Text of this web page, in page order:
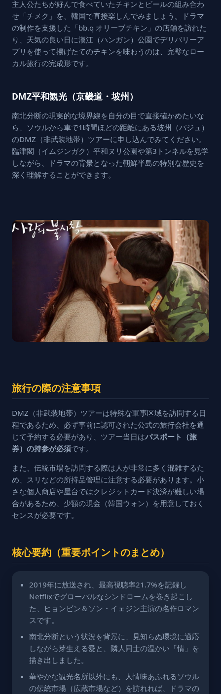
主人公たちが好んで食べていたチキンとビールの組み合わ
せ「チメク」を、韓国で直接楽しんでみましょう。ドラマ
の制作を支援した「bb.q オリーブチキン」の店舗を訪れた
り、天気の良い日に漢江（ハンガン）公園でデリバリーア
プリを使って揚げたてのチキンを味わうのは、完璧なロー
カル旅行の完成形です。
DMZ平和観光（京畿道・坡州）
南北分断の現実的な境界線を自分の目で直接確かめたいな
ら、ソウルから車で1時間ほどの距離にある坡州（パジュ）
のDMZ（非武装地帯）ツアーに申し込んでみてください。
臨津閣（イムジンガク）平和ヌリ公園や第3トンネルを見学
しながら、ドラマの背景となった朝鮮半島の特別な歴史を
深く理解することができます。
旅行の際の注意事項
DMZ（非武装地帯）ツアーは特殊な軍事区域を訪問する日
程であるため、必ず事前に認可された公式の旅行会社を通
じて予約する必要があり、ツアー当日はパスポート（旅
券）の持参が必須です。
また、伝統市場を訪問する際は人が非常に多く混雑するた
め、スリなどの所持品管理に注意する必要があります。小
さな個人商店や屋台ではクレジットカード決済が難しい場
合があるため、少額の現金（韓国ウォン）を用意しておく
センスが必要です。
核心要約（重要ポイントのまとめ）
2019年に放送され、最高視聴率21.7%を記録し
Netflixでグローバルなシンドロームを巻き起こし
た、ヒョンビン＆ソン・イェジン主演の名作ロマン
スです。
南北分断という状況を背景に、見知らぬ環境に適応
しながら芽生える愛と、隣人同士の温かい「情」を
描き出しました。
華やかな観光名所以外にも、人情味あふれるソウル
の伝統市場（広蔵市場など）を訪れれば、ドラマの